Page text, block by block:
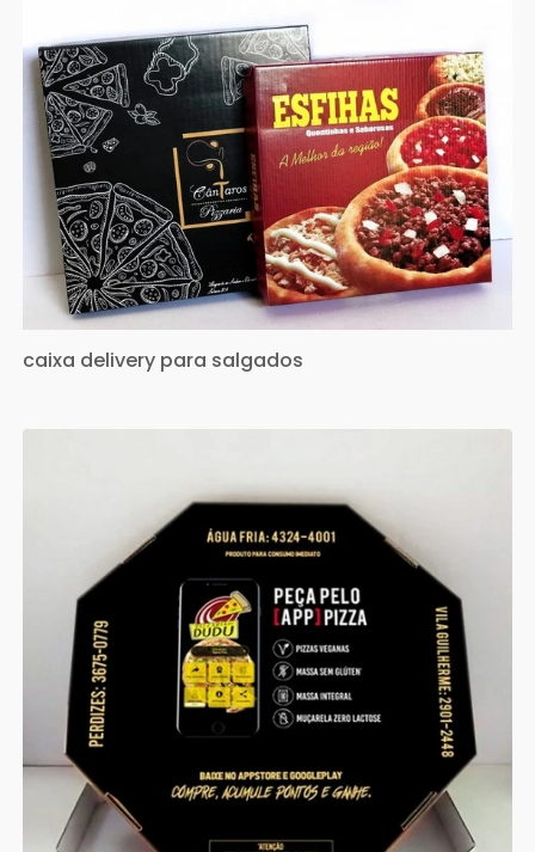
caixa delivery para salgados